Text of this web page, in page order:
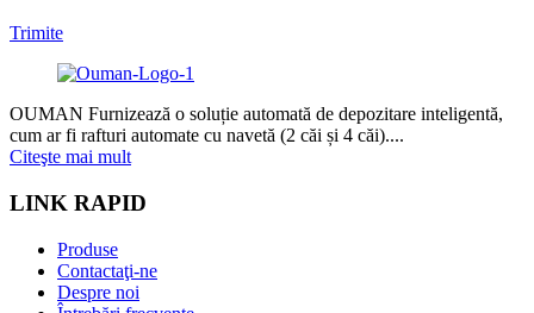
Trimite
OUMAN Furnizează o soluție automată de depozitare inteligentă,
cum ar fi rafturi automate cu navetă (2 căi și 4 căi)....
Citeşte mai mult
LINK RAPID
Produse
Contactaţi-ne
Despre noi